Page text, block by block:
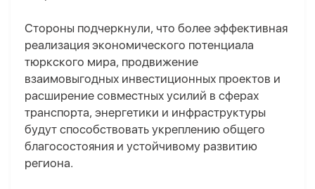
Стороны подчеркнули, что более эффективная
реализация экономического потенциала
тюркского мира, продвижение
взаимовыгодных инвестиционных проектов и
расширение совместных усилий в сферах
транспорта, энергетики и инфраструктуры
будут способствовать укреплению общего
благосостояния и устойчивому развитию
региона.